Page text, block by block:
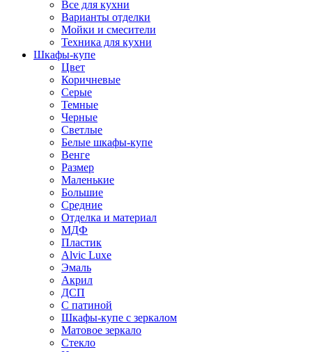
Все для кухни
Варианты отделки
Мойки и смесители
Техника для кухни
Шкафы-купе
Цвет
Коричневые
Серые
Темные
Черные
Светлые
Белые шкафы-купе
Венге
Размер
Маленькие
Большие
Средние
Отделка и материал
МДФ
Пластик
Alvic Luxe
Эмаль
Акрил
ДСП
С патиной
Шкафы-купе с зеркалом
Матовое зеркало
Стекло